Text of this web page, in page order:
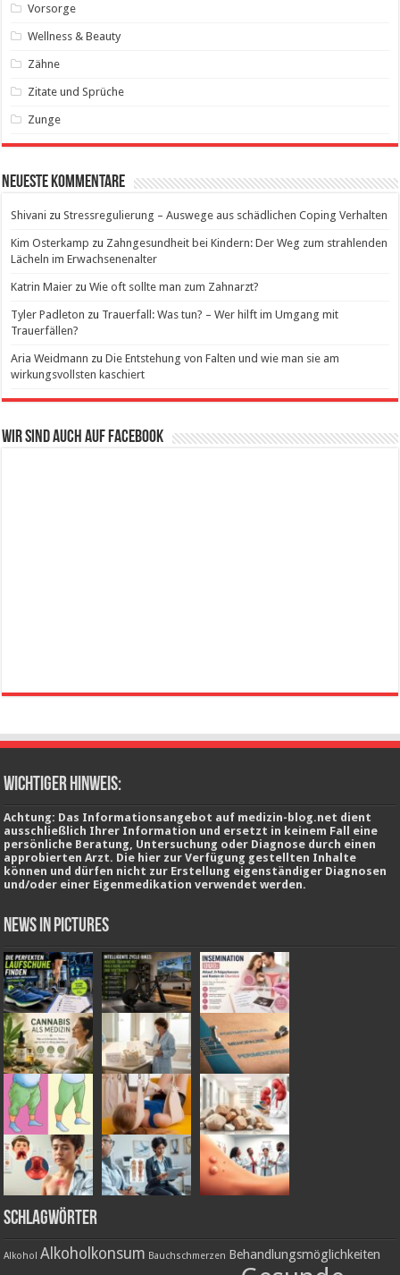
Vorsorge
Wellness & Beauty
Zähne
Zitate und Sprüche
Zunge
Neueste Kommentare
Shivani zuStressregulierung – Auswege aus schädlichen Coping Verhalten
Kim Osterkamp zu Zahngesundheit bei Kindern: Der Weg zum strahlenden
Lächeln im Erwachsenenalter
Katrin Maier zuWie oft sollte man zum Zahnarzt?
Tyler Padleton zu Trauerfall: Was tun? – Wer hilft im Umgang mit
Trauerfällen?
Aria Weidmann zuDie Entstehung von Falten und wie man sie am
wirkungsvollsten kaschiert
Wir sind auch auf Facebook
wichtiger Hinweis:
Achtung: Das Informationsangebot auf medizin-blog.net dient
ausschließlich Ihrer Information und ersetzt in keinem Fall eine
persönliche Beratung, Untersuchung oder Diagnose durch einen
approbierten Arzt. Die hier zur Verfügung gestellten Inhalte
können und dürfen nicht zur Erstellung eigenständiger Diagnosen
und/oder einer Eigenmedikation verwendet werden.
News in Pictures
Schlagwörter
Alkohol Alkoholkonsum Bauchschmerzen Behandlungsmöglichkeiten